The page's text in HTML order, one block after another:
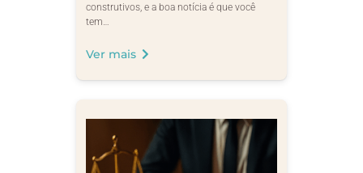
construtivos, e a boa notícia é que você
tem…
Ver mais